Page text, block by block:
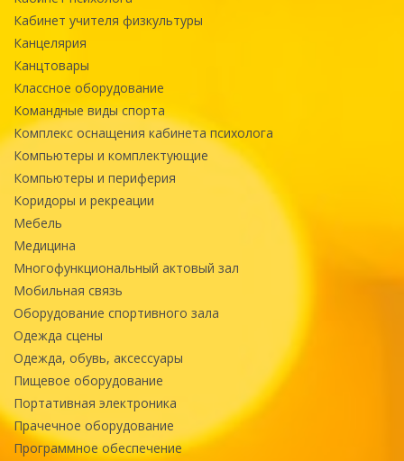
Кабинет учителя физкультуры
Канцелярия
Канцтовары
Классное оборудование
Командные виды спорта
Комплекс оснащения кабинета психолога
Компьютеры и комплектующие
Компьютеры и периферия
Коридоры и рекреации
Мебель
Медицина
Многофункциональный актовый зал
Мобильная связь
Оборудование спортивного зала
Одежда сцены
Одежда, обувь, аксессуары
Пищевое оборудование
Портативная электроника
Прачечное оборудование
Программное обеспечение